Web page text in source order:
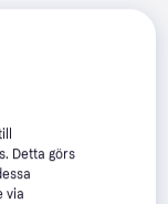
Detta görs
via